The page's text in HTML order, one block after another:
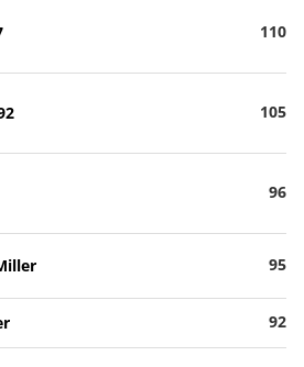
110
105
96
95
92